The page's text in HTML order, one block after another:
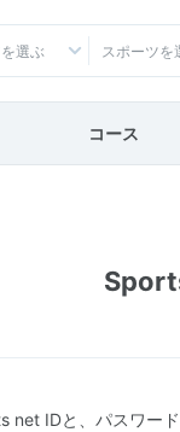
選ぶ スポーツを
コース
net IDと、パスワー